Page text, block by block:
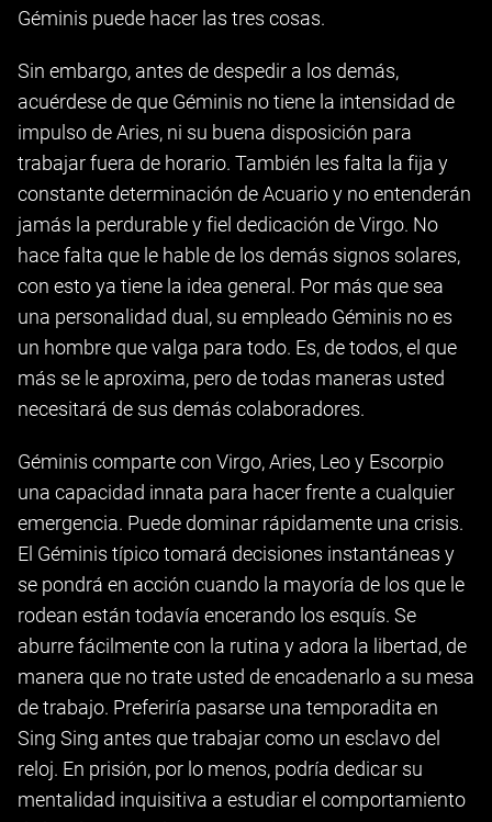
Géminis puede hacer las tres cosas.
Sin embargo, antes de despedir a los demás,
acuérdese de que Géminis no tiene la intensidad de
impulso de Aries, ni su buena disposición para
trabajar fuera de horario. También les falta la fija y
constante determinación de Acuario y no entenderán
jamás la perdurable y fiel dedicación de Virgo. No
hace falta que le hable de los demás signos solares,
con esto ya tiene la idea general. Por más que sea
una personalidad dual, su empleado Géminis no es
un hombre que valga para todo. Es, de todos, el que
más se le aproxima, pero de todas maneras usted
necesitará de sus demás colaboradores.
Géminis comparte con Virgo, Aries, Leo y Escorpio
una capacidad innata para hacer frente a cualquier
emergencia. Puede dominar rápidamente una crisis.
El Géminis típico tomará decisiones instantáneas y
se pondrá en acción cuando la mayoría de los que le
rodean están todavía encerando los esquís. Se
aburre fácilmente con la rutina y adora la libertad, de
manera que no trate usted de encadenarlo a su mesa
de trabajo. Preferiría pasarse una temporadita en
Sing Sing antes que trabajar como un esclavo del
reloj. En prisión, por lo menos, podría dedicar su
mentalidad inquisitiva a estudiar el comportamiento